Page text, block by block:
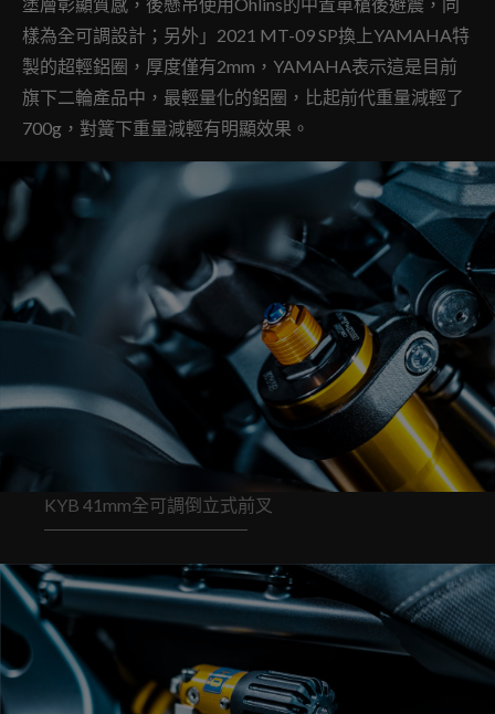
樣為全可調設計；另外」2021 MT-09 SP換上YAMAHA特
製的超輕鋁圈，厚度僅有2mm，YAMAHA表示這是目前
旗下二輪產品中，最輕量化的鋁圈，比起前代重量減輕了
700g，對簧下重量減輕有明顯效果。
KYB 41mm全可調倒立式前叉